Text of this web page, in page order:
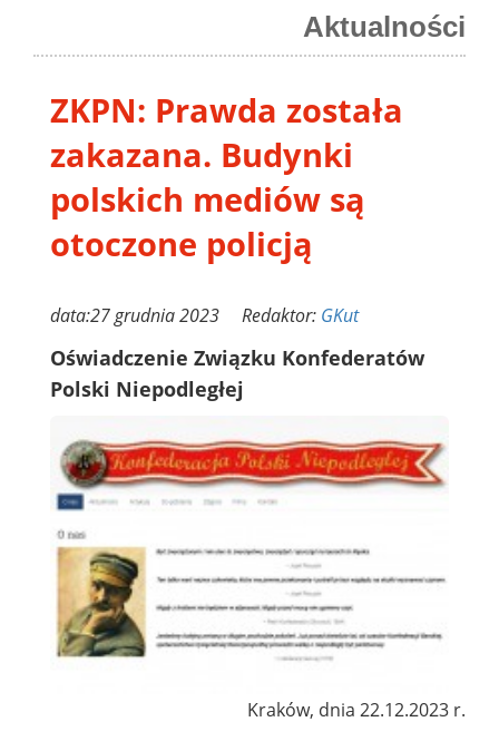
Aktualności
ZKPN: Prawda została
zakazana. Budynki
polskich mediów są
otoczone policją
data:27 grudnia 2023 Redaktor: GKut
Oświadczenie Związku Konfederatów
Polski Niepodległej
Kraków, dnia 22.12.2023 r.